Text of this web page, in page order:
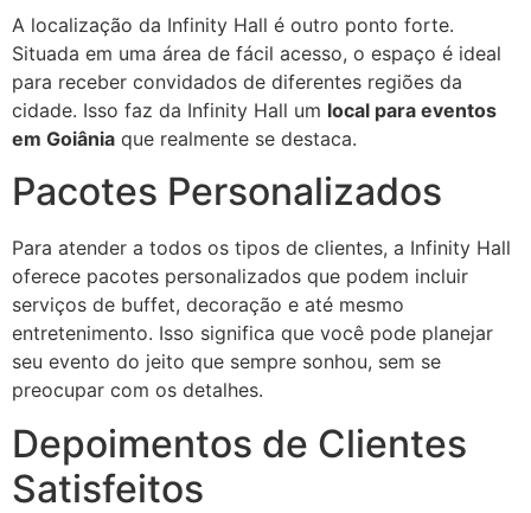
A localização da Infinity Hall é outro ponto forte.
Situada em uma área de fácil acesso, o espaço é ideal
para receber convidados de diferentes regiões da
cidade. Isso faz da Infinity Hall um local para eventos
em Goiânia que realmente se destaca.
Pacotes Personalizados
Para atender a todos os tipos de clientes, a Infinity Hall
oferece pacotes personalizados que podem incluir
serviços de buffet, decoração e até mesmo
entretenimento. Isso significa que você pode planejar
seu evento do jeito que sempre sonhou, sem se
preocupar com os detalhes.
Depoimentos de Clientes
Satisfeitos